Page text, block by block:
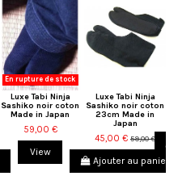
En rupture de stock
Luxe Tabi Ninja
Sashiko noir coton
Made in Japan
59,00 €
View
Luxe Tabi Ninja
Sashiko noir coton
23cm Made in
Japan
45,00 € 59,00 €
Ajouter au panier